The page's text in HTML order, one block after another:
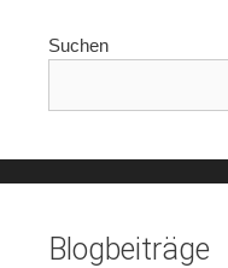
Suchen
Blogbeiträge